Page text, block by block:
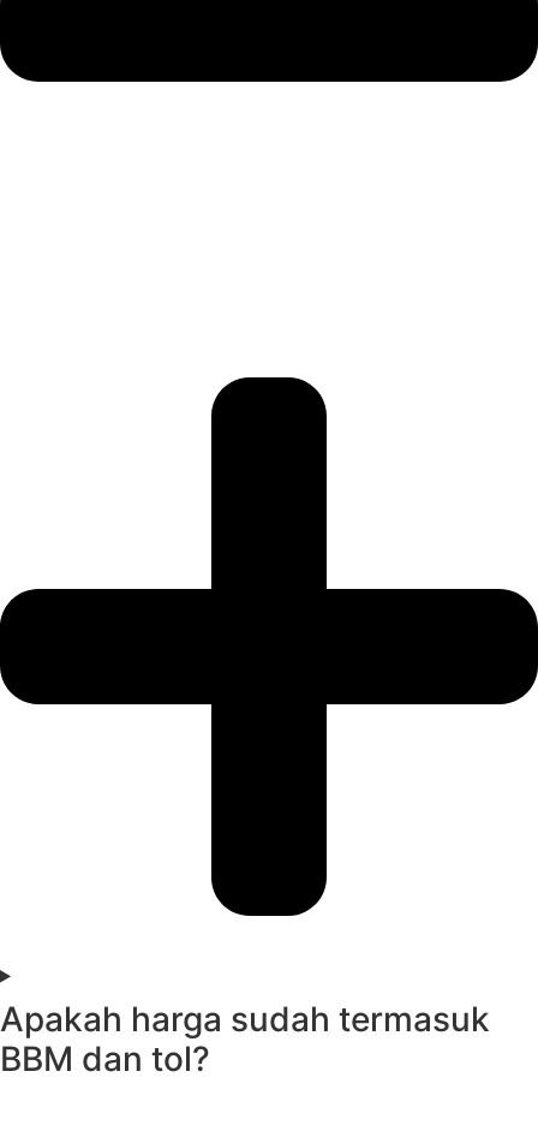
Apakah harga sudah termasuk
BBM dan tol?